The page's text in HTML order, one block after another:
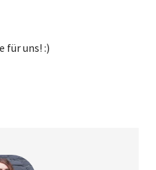
für uns! :)